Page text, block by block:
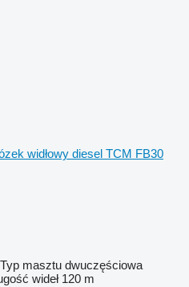
widłowy diesel TCM FB30
Typ masztu dwuczęściowa
wideł 120 m